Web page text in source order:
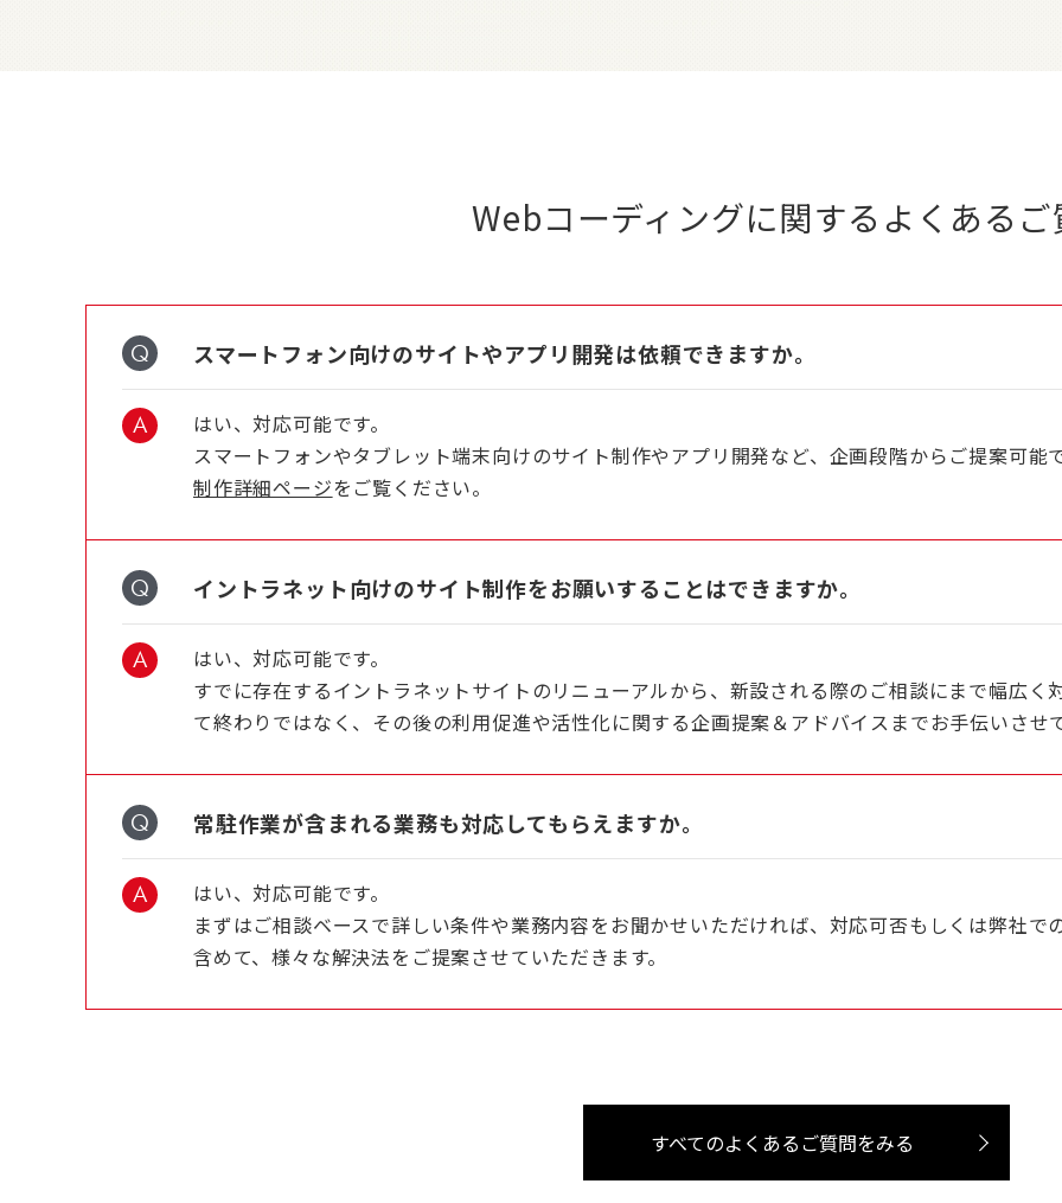
Webコーディングに関する よくある
スマートフォン向けのサイトやアプリ開発は依頼できますか。
はい、対応可能です。
スマートフォンやタブレット端末向けのサイト制作やアプリ開発など、企画段階からご提案可能
制作詳細ページをご覧ください。
イントラネット向けのサイト制作をお願いすることはできますか。
はい、対応可能です。
すでに存在するイントラネットサイトのリニューアルから、新設される際のご相談にまで幅広く
て終わりではなく、その後の利用促進や活性化に関する企画提案＆アドバイスまでお手伝いさせ
常駐作業が含まれる業務も対応してもらえますか。
はい、対応可能です。
まずはご相談ベースで詳しい条件や業務内容をお聞かせいただければ、対応可否もしくは弊社
含めて、様々な解決法をご提案させていただきます。
すべてのよくあるご質問をみる